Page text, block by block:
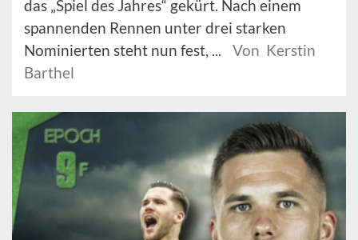
das „Spiel des Jahres“ gekürt. Nach einem
spannenden Rennen unter drei starken
Nominierten steht nun fest, ...
Von Kerstin
Barthel